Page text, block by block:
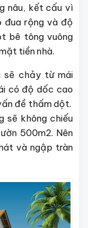
nâu, kết cấu vì
đua rộng và độ
bê tông vuông
tiền nhà.
sẽ chảy từ mái
có độ dốc cao
đề thấm dột.
sẽ không chiếu
500m2. Nên
và ngập tràn